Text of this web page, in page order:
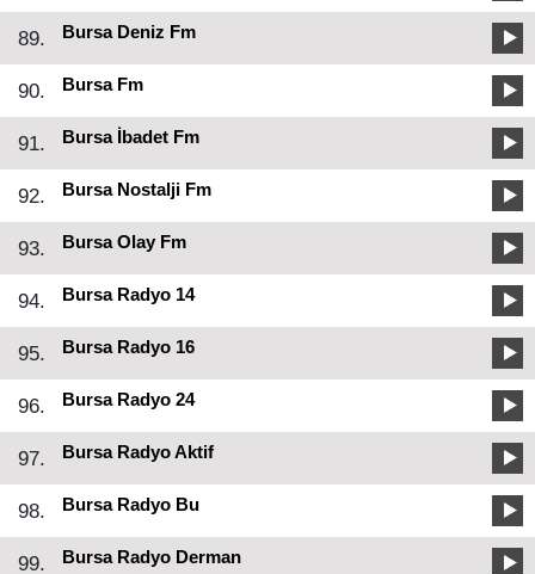
89. Bursa Deniz Fm
90. Bursa Fm
91. Bursa İbadet Fm
92. Bursa Nostalji Fm
93. Bursa Olay Fm
94. Bursa Radyo 14
95. Bursa Radyo 16
96. Bursa Radyo 24
97. Bursa Radyo Aktif
98. Bursa Radyo Bu
99. Bursa Radyo Derman